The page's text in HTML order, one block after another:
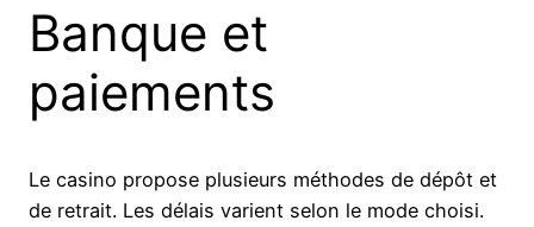
Banque et
paiements
Le casino propose plusieurs méthodes de dépôt et
de retrait. Les délais varient selon le mode choisi.